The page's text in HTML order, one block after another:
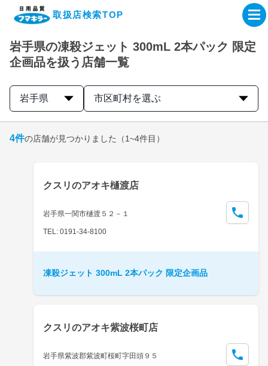
取扱店検索TOP
企業・IR情報サイト
製品情報サイト
取扱店検索はこちら
岩手県の凍殺ジェット 300mL 2本パック 限定
企画品を扱う店舗一覧
岩手県 市区町村を選ぶ
4件の店舗が見つかりました （1~4件目）
クスリのアオキ樋渡店
岩手県一関市樋渡５２－１
TEL: 0191-34-8100
凍殺ジェット 300mL 2本パック 限定企画品
クスリのアオキ紫波桜町店
岩手県紫波郡紫波町桜町字田頭９５